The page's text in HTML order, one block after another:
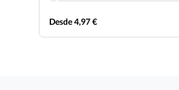
Desde 4,97 €